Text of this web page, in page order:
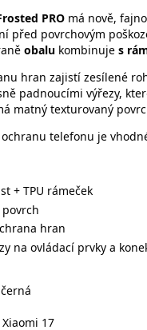
PRO má nově,
před povrchovým
obalu kombinuje s
hran zajistí zesílené
padnoucími výřezy,
matný texturovaný
telefonu je
+ TPU rámeček
hran
na ovládací prvky a
Xiaomi 17